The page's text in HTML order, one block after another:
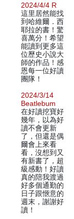
2024/4/4 R
這里居然能找
到哈維爾．西
耶拉的書！驚
喜萬分！希望
能讀到更多這
位歷史小說大
師的作品！感
恩每一位好讀
團隊！
2024/3/14
Beatlebum
在好讀挖寶好
幾年，以為好
讀不會更新
了，但還是偶
爾會上來看
看，沒想到又
有新書了，超
級感動！好讀
真的陪我渡過
好多個通勤的
日子跟愜意的
週末，謝謝好
讀！